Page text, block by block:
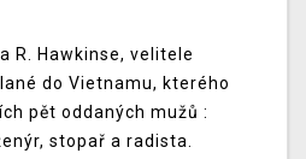
R. Hawkinse, velitele
do Vietnamu, kterého
pět oddaných mužů :
stopař a radista.